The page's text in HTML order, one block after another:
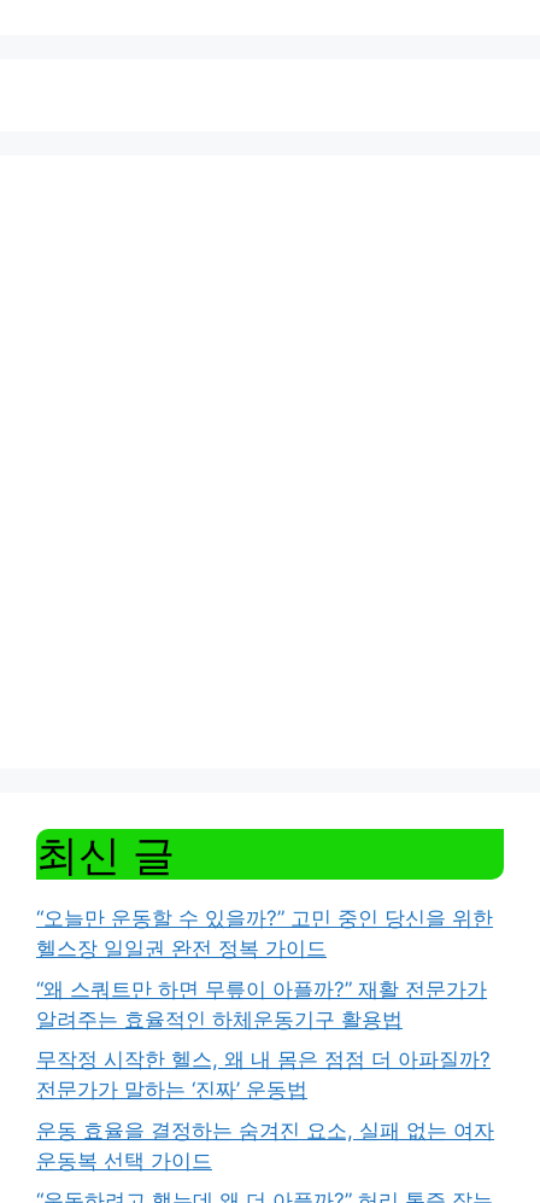
최신 글
“오늘만 운동할 수 있을까?” 고민 중인 당신을 위한
헬스장 일일권 완전 정복 가이드
“왜 스쿼트만 하면 무릎이 아플까?” 재활 전문가가
알려주는 효율적인 하체운동기구 활용법
무작정 시작한 헬스, 왜 내 몸은 점점 더 아파질까?
전문가가 말하는 ‘진짜’ 운동법
운동 효율을 결정하는 숨겨진 요소, 실패 없는 여자
운동복 선택 가이드